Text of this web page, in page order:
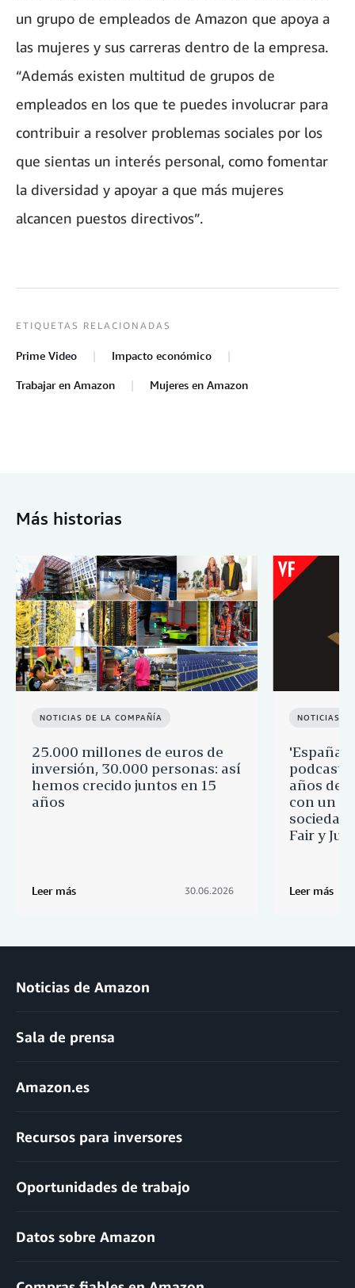
un grupo de empleados de Amazon que apoya a
las mujeres y sus carreras dentro de la empresa.
“Además existen multitud de grupos de
empleados en los que te puedes involucrar para
contribuir a resolver problemas sociales por los
que sientas un interés personal, como fomentar
la diversidad y apoyar a que más mujeres
alcancen puestos directivos”.
ETIQUETAS RELACIONADAS
Prime Video Impacto económico
Trabajar en Amazon Mujeres en Amazon
Más historias
NOTICIAS DE LA COMPAÑÍA
25.000 millones de euros de
inversión, 30.000 personas: así
hemos crecido juntos en 15
años
Leer más 30.06.2026
NOTICIAS
'España
podcast
años de
con un
sociedad
Fair y
Leer más
Noticias de Amazon
Sala de prensa
Amazon.es
Recursos para inversores
Oportunidades de trabajo
Datos sobre Amazon